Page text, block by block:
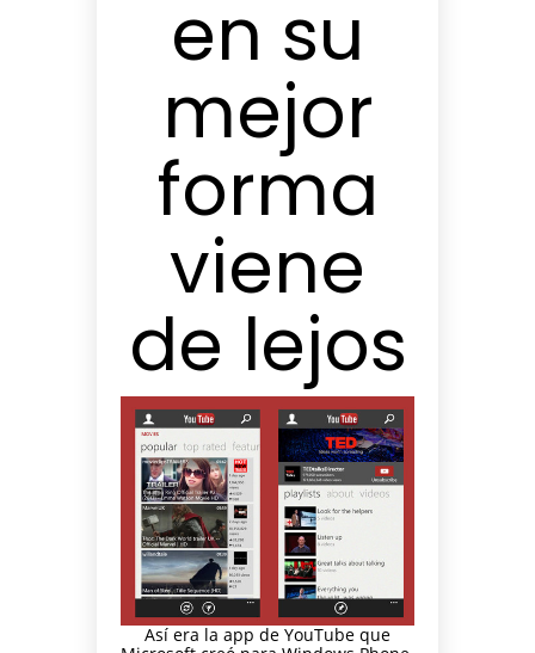
en su
mejor
forma
viene
de lejos
Así era la app de YouTube que